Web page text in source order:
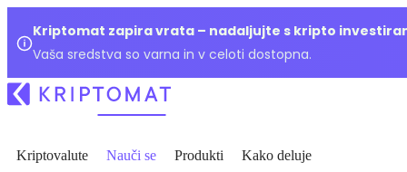
Kriptomat zapira vrata – nadaljujte s kripto
Vaša sredstva so varna in v celoti dostopna.
Kriptovalute Nauči se Produkti Kako deluje